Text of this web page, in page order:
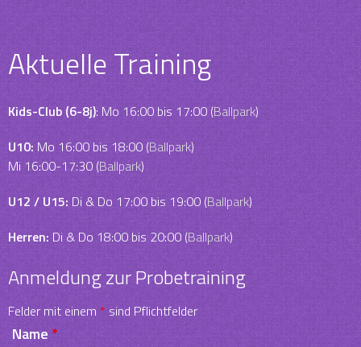
Aktuelle Training
Kids-Club (6-8j): Mo 16:00 bis 17:00 (Ballpark)
U10:Mo 16:00 bis 18:00 (Ballpark)
Mi 16:00-17:30 (Ballpark)
U12 / U15: Di & Do 17:00 bis 19:00 (Ballpark)
Herren: Di & Do 18:00 bis 20:00 (Ballpark)
Anmeldung zur Probetraining
Felder mit einem *sind Pflichtfelder
Name*